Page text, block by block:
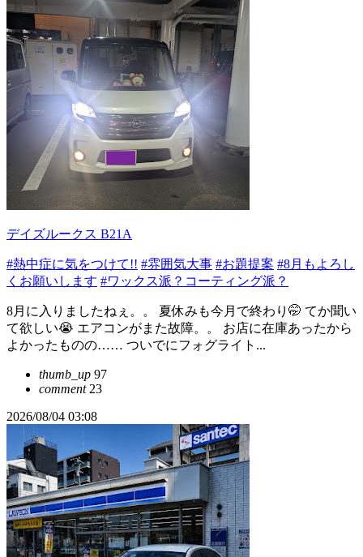
デイズルークス B21A
#熱中症に気をつけて!! #雰囲気大事 #お題提案 #8月もよろし
くお願いします #ワックス派？コーティング派？
8月に入りましたねぇ。。 夏休みも今月で終わり🤭 てか聞い
て欲しい😭 エアコンがまた故障。。 お店に在庫あったから
よかったものの…… ついでにフォグライト...
thumb_up 97
comment23
2026/08/04 03:08